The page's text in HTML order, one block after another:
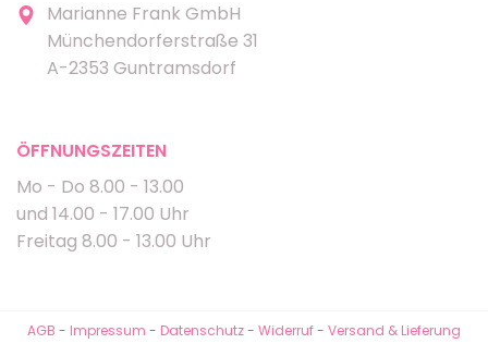
Marianne Frank GmbH
Münchendorferstraße 31
A-2353 Guntramsdorf
ÖFFNUNGSZEITEN
Mo - Do 8.00 - 13.00
und 14.00 - 17.00 Uhr
Freitag 8.00 - 13.00 Uhr
AGB - Impressum - Datenschutz- Widerruf- Versand & Lieferung